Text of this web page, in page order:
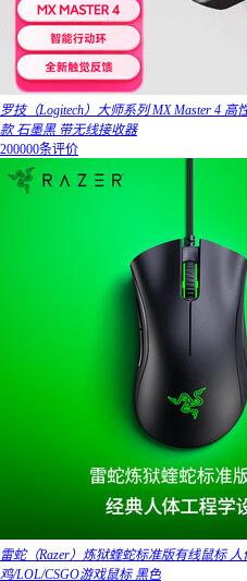
罗技（Logitech）大师系列 MX Master 4
款 石墨黑 带无线接收器
200000条评价
雷蛇（Razer）炼狱蝰蛇标准版有线鼠标
鸡/LOL/CSGO游戏鼠标 黑色